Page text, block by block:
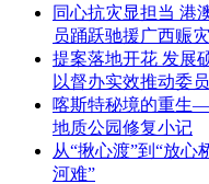
同心抗灾显担当
员踊跃驰援广西赈
提案落地开花 发
以督办实效推动委
喀斯特秘境的重生
地质公园修复小记
从“揪心渡”到“放心
河难”